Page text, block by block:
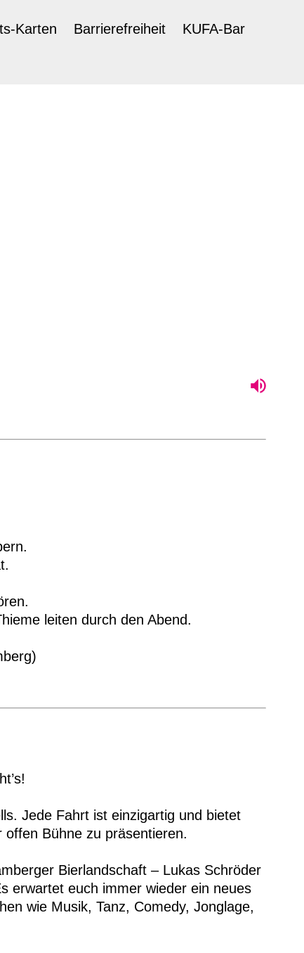
Karten Barrierefreiheit
KUFA-Bar
leiten durch den Abend.
Jede Fahrt ist einzigartig und bietet
Bühne zu präsentieren.
Bierlandschaft – Lukas Schröder
erwartet euch immer wieder ein neues
wie Musik, Tanz, Comedy, Jonglage,